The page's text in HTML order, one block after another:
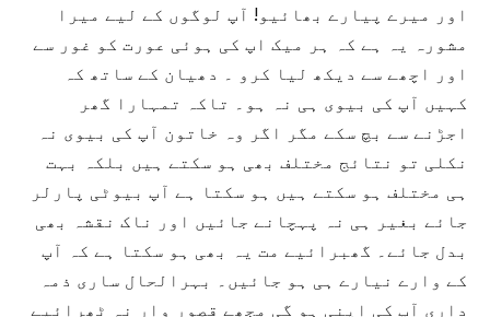
اور میرے پیارے بھائیو! آپ لوگوں کے لیے میرا
مشورہ یہ ہے کہ ہر میک اپ کی ہوئی عورت کو غور سے
اور اچھے سے دیکھ لیا کرو ۔ دھیان کے ساتھ کہ
کہیں آپ کی بیوی ہی نہ ہو۔ تاکہ تمہارا گھر
اجڑنے سے بچ سکے مگر اگر وہ خاتون آپ کی بیوی نہ
نکلی تو نتائج مختلف بھی ہو سکتے ہیں بلکہ بہت
ہی مختلف ہو سکتے ہیں ہو سکتا ہے آپ بیوٹی پارلر
جائے بغیر ہی نہ پہچانے جائیں اور ناک نقشہ بھی
بدل جائے۔ گھبرائیے مت یہ بھی ہو سکتا ہے کہ آپ
کے وارے نیارے ہی ہو جائیں۔ بہرالحال ساری ذمہ
داری آپ کی اپنی ہو گی مجھے قصور وار نہ ٹھرائیے